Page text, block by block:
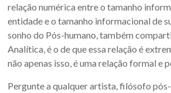
relação numérica entre o tamanho
entidade e o tamanho informacional de
sonho do Pós-humano, também
Analítica, é o de que essa relação é
não apenas isso, é uma relação formal e
Pergunte a qualquer artista, filósofo